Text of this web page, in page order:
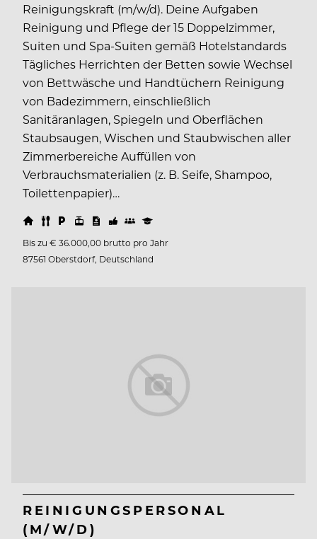
Reinigungskraft (m/w/d). Deine Aufgaben
Reinigung und Pflege der 15 Doppelzimmer,
Suiten und Spa-Suiten gemäß Hotelstandards
Tägliches Herrichten der Betten sowie Wechsel
von Bettwäsche und Handtüchern Reinigung
von Badezimmern, einschließlich
Sanitäranlagen, Spiegeln und Oberflächen
Staubsaugen, Wischen und Staubwischen aller
Zimmerbereiche Auffüllen von
Verbrauchsmaterialien (z. B. Seife, Shampoo,
Toilettenpapier)…
Bis zu € 36.000,00 brutto pro Jahr
87561 Oberstdorf, Deutschland
REINIGUNGSPERSONAL
(M/W/D)